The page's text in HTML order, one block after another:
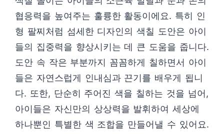
협응력을 높여주는 훌륭한 활동이에요. 특히 인
형 팔찌처럼 섬세한 디자인의 색칠 도안은 아이
들의 집중력을 향상시키는 데 큰 도움을 줍니다.
도안 속 작은 부분까지 꼼꼼하게 칠하면서 아이
들은 자연스럽게 인내심과 끈기를 배우게 됩니
다. 또한, 단순히 주어진 색을 칠하는 것을 넘어,
아이들은 자신만의 상상력을 발휘하여 세상에
하나뿐인 특별한 색 조합을 만들어낼 수 있어요.